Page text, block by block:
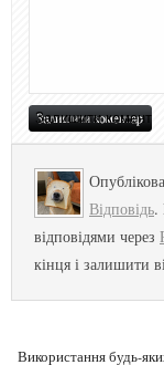
Відповідь.
відповідями через
кінця і залишити
Використання будь-яких матеріалів, розміщених на сайті, дозволяється за